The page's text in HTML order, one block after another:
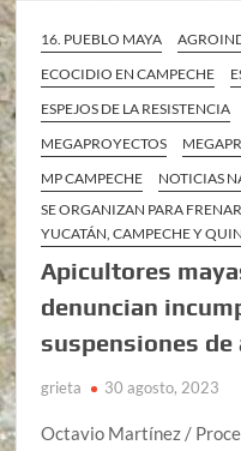
16. PUEBLO MAYA
ECOCIDIO EN CAMPECHE
ESPEJOS DE LA RESISTENCIA
MEGAPROYECTOS
MP CAMPECHE
NOTICIAS
SE ORGANIZAN PARA
YUCATÁN, CAMPECHE Y
Apicultores
denuncian
suspensiones de
grieta 30 agosto, 2023
Octavio Martínez /